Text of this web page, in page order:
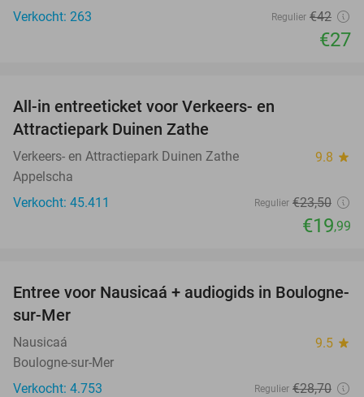
Verkocht: 263
Regulier €42
€27
All-in entreeticket voor Verkeers- en
Attractiepark Duinen Zathe
Verkeers- en Attractiepark Duinen Zathe 9.8 star
Appelscha
Verkocht: 45.411
Regulier €23,50
€19,99
27%
Entree voor Nausicaá + audiogids in Boulogne-
sur-Mer
Nausicaá 9.5 star
Boulogne-sur-Mer
Verkocht: 4.753
Regulier €28,70